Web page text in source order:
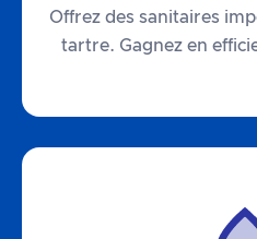
Offrez des sanitaires
tartre. Gagnez en